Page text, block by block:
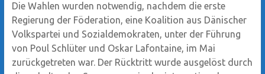
Die Wahlen wurden notwendig, nachdem die erste
Regierung der Föderation, eine Koalition aus Dänischer
Volkspartei und Sozialdemokraten, unter der Führung
von Poul Schlüter und Oskar Lafontaine, im Mai
zurückgetreten war. Der Rücktritt wurde ausgelöst durch